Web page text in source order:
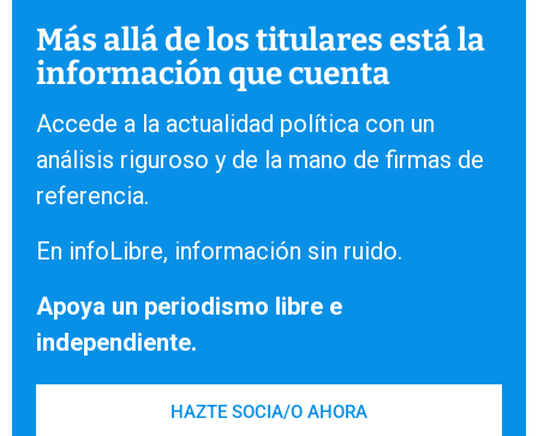
Más allá de los titulares está la
información que cuenta
Accede a la actualidad política con un
análisis riguroso y de la mano de firmas de
referencia.
En infoLibre, información sin ruido.
Apoya un periodismo libre e
independiente.
HAZTE SOCIA/O AHORA